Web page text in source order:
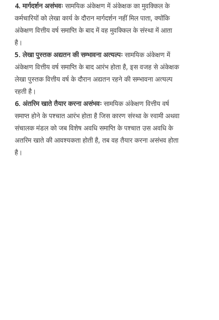
4. मार्गदर्शन असंभवः सामयिक अंकेक्षण में अंकेक्षक का मुवक्किल के
कर्मचारियों को लेखा कार्य के दौरान मार्गदर्शन नहीं मिल पाता, क्योंकि
अंकेक्षण वित्तीय वर्ष समाप्ति के बाद में वह मुवक्किल के संस्था में आता
है।
5. लेखा पुस्तक अद्यतन की सम्भावना अत्यल्पः सामयिक अंकेक्षण में
अंकेक्षण वित्तीय वर्ष समाप्ति के बाद आरंभ होता है, इस वजह से अंकेक्षक
लेखा पुस्तक वित्तीय वर्ष के दौरान अद्यतन रहने की सम्भावना अत्यल्प
रहती है।
6. अंतरिम खाते तैयार करना असंभवः सामयिक अंकेक्षण वित्तीय वर्ष
समाप्त होने के पश्चात आरंभ होता है जिस कारण संस्था के स्वामी अथवा
संचालक मंडल को जब विशेष अवधि समाप्ति के पश्चात उस अवधि के
अतरिम खाते की आवश्यकता होती है, तब वह तैयार करना असंभव होता
है।